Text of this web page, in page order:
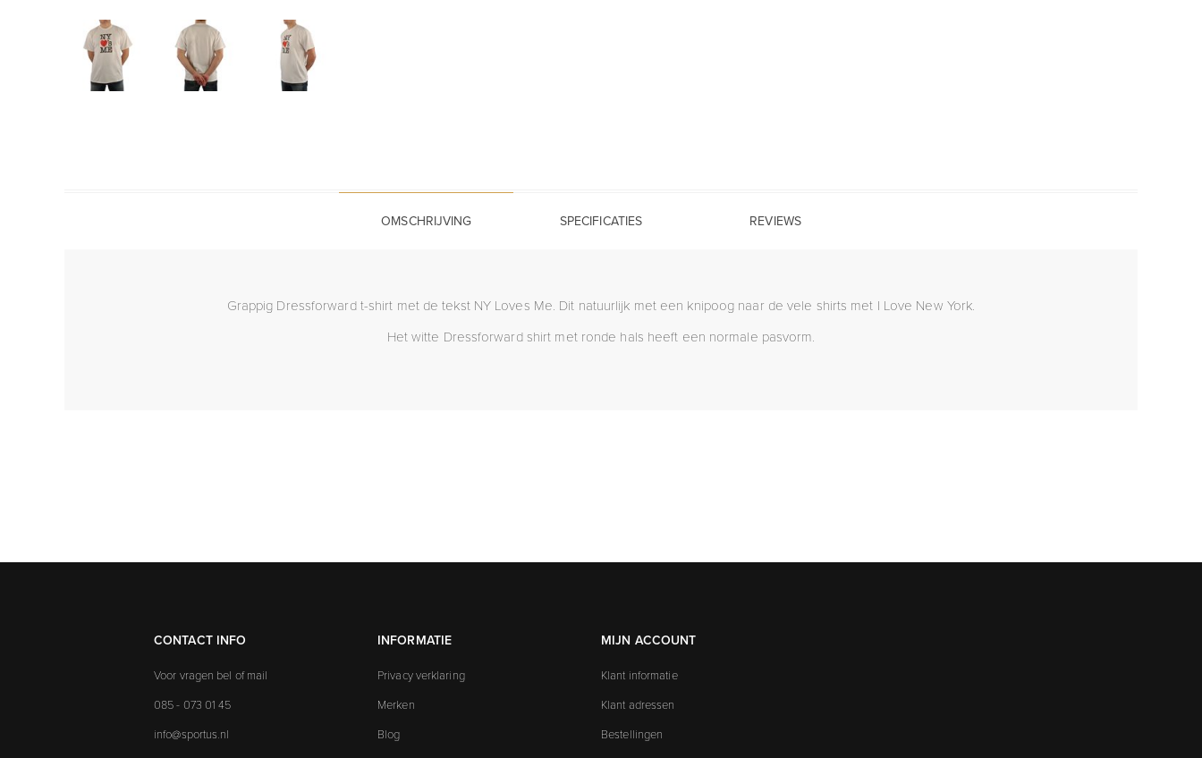
OMSCHRIJVING SPECIFICATIES REVIEWS
Grappig Dressforward t-shirt met de tekst NY Loves Me. Dit natuurlijk met een knipoog naar de vele shirts met I Love New York.
Het witte Dressforward shirt met ronde hals heeft een normale pasvorm.
CONTACT INFO
Voor vragen bel of mail
085 - 073 01 45
info@sportus.nl
INFORMATIE
Privacy verklaring
Merken
Blog
MIJN ACCOUNT
Klant informatie
Klant adressen
Bestellingen